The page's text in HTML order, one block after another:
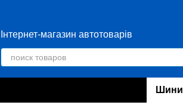
Інтернет-магазин автотоварів
Шини